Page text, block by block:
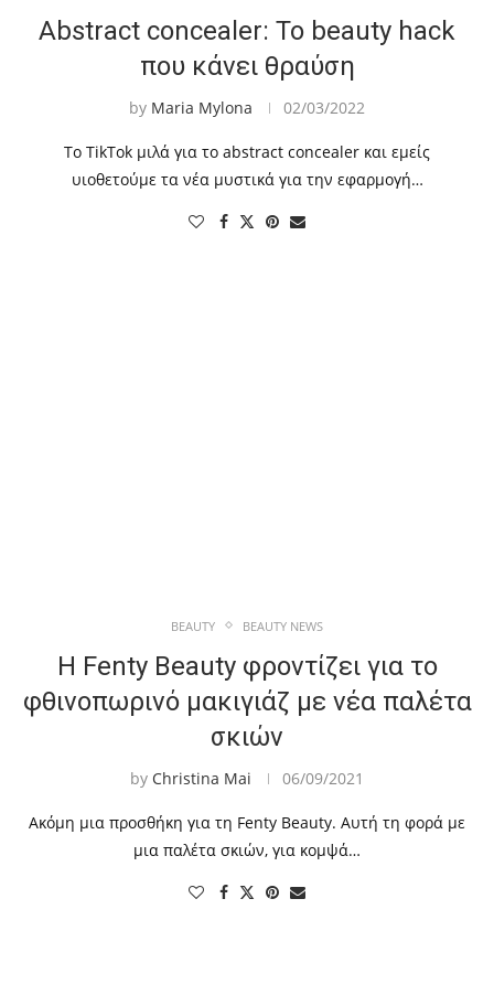
Abstract concealer: To beauty hack
που κάνει θραύση
by Maria Mylona 02/03/2022
To TikTok μιλά για το abstract concealer και εμείς
υιοθετούμε τα νέα μυστικά για την εφαρμογή…
BEAUTY BEAUTY NEWS
Η Fenty Beauty φροντίζει για το
φθινοπωρινό μακιγιάζ με νέα παλέτα
σκιών
by Christina Mai 06/09/2021
Ακόμη μια προσθήκη για τη Fenty Beauty. Αυτή τη φορά με
μια παλέτα σκιών, για κομψά…